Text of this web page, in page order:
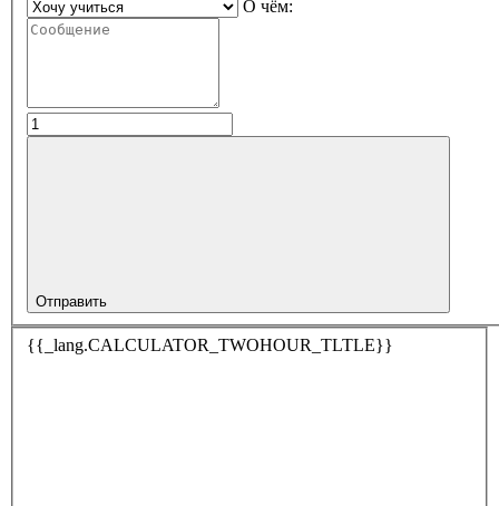
О чём:
Отправить
{{_lang.CALCULATOR_TWOHOUR_TLTLE}}